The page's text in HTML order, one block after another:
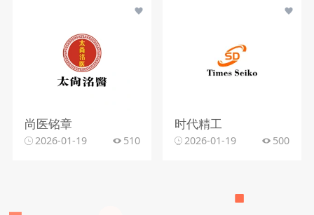
尚医铭章
2026-01-19 510
时代精工
2026-01-19 500